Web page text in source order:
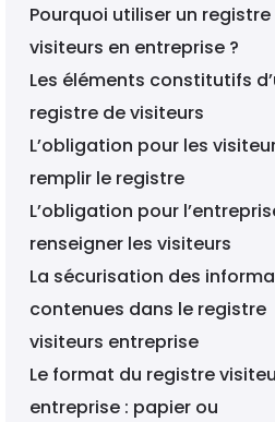
Pourquoi utiliser un
visiteurs en entreprise ?
Les éléments constitutifs
registre de visiteurs
L’obligation pour les
remplir le registre
L’obligation pour
renseigner les visiteurs
La sécurisation des
contenues dans le registre
visiteurs entreprise
Le format du registre
entreprise : papier ou